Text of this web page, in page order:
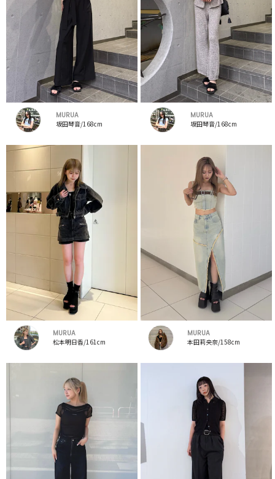
MURUA
坂田琴音/168cm
MURUA
坂田琴音/168cm
MURUA
松本明日香/161cm
MURUA
本田莉央奈/158cm